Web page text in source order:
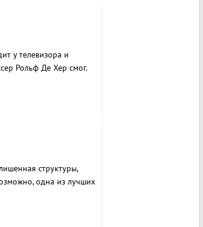
у телевизора и
Рольф Де Хер смог.
структуры,
одна из лучших